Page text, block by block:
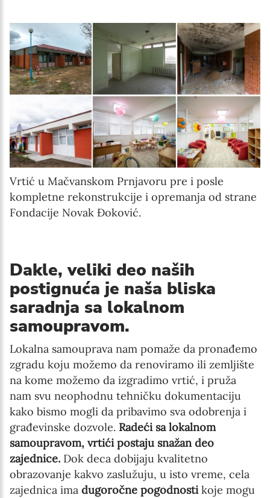
Vrtić u Mačvanskom Prnjavoru pre i posle
kompletne rekonstrukcije i opremanja od strane
Fondacije Novak Đoković.
Dakle, veliki deo naših
postignuća je naša bliska
saradnja sa lokalnom
samoupravom.
Lokalna samouprava nam pomaže da pronađemo
zgradu koju možemo da renoviramo ili zemljište
na kome možemo da izgradimo vrtić, i pruža
nam svu neophodnu tehničku dokumentaciju
kako bismo mogli da pribavimo sva odobrenja i
građevinske dozvole. Radeći sa lokalnom
samoupravom, vrtići postaju snažan deo
zajednice. Dok deca dobijaju kvalitetno
obrazovanje kakvo zaslužuju, u isto vreme, cela
zajednica ima dugoročne pogodnostikoje mogu